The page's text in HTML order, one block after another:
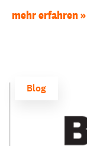
mehr erfahren
Blog